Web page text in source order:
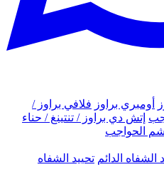
أومبري براوز فلافي براوز /
إتش دي براوز / تنتينغ / حناء
الحواجب
الشفاه الدائم تحييد الشفاه